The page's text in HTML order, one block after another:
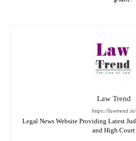
Law Trend
https://lawtrend.in/
Legal News Website Providing Latest
and High Court